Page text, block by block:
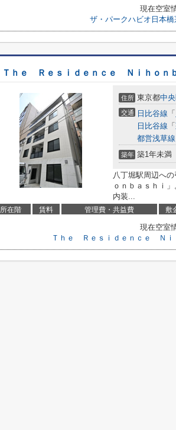
現在空室
ザ・パークハビオ日本
Ｔｈｅ Ｒｅｓｉｄｅｎｃｅ Ｎｉｈｏｎ
住所 東京都中
交通 日比谷線 「
日比谷線 「
都営浅草線
築年 築1年未満
八丁堀駅周辺へ
ｏｎｂａｓｈｉ
内装...
所在階 賃料 管理費・共益費 敷
現在空室
Ｔｈｅ Ｒｅｓｉｄｅｎｃｅ Ｎｉ